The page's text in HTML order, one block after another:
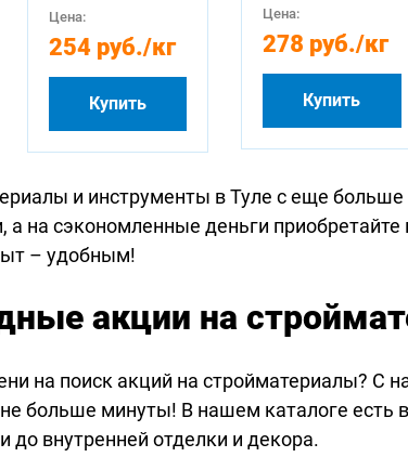
Цена:
254 руб./кг
Купить
Цена:
278 руб./кг
Купить
и инструменты в Туле с еще
а на сэкономленные деньги
– удобным!
акции на
на поиск акций на стройматериалы? С
больше минуты! В нашем каталоге есть
внутренней отделки и декора.